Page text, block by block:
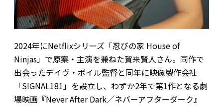
2024年にNetflixシリーズ「忍びの家 House of
Ninjas」で原案・主演を兼ねた賀来賢人さん。同作で
出会ったデイヴ・ボイル監督と同年に映像製作会社
「SIGNAL181」を設立し、わずか2年で第1作となる劇
場映画『Never After Dark／ネバーアフターダーク』